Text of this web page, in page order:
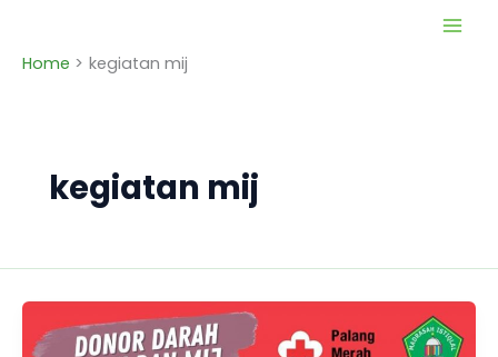
content
Home kegiatan mij
kegiatan mij